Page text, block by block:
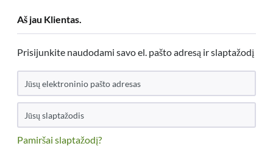
Aš jau Klientas.
Prisijunkite naudodami savo el. pašto adresą ir slaptažodį
Pamiršai slaptažodį?